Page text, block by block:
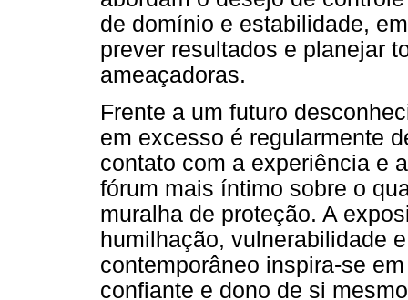
de domínio e estabilidade,
prever resultados e planejar
ameaçadoras.
Frente a um futuro
em excesso é regularmente
contato com a experiência e
fórum mais íntimo sobre o
muralha de proteção. A
humilhação, vulnerabilidade
contemporâneo inspira-se
confiante e dono de si